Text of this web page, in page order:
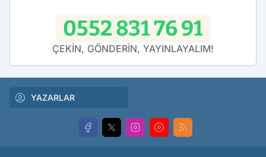
0552 831 76 91
ÇEKİN, GÖNDERİN, YAYINLAYALIM!
YAZARLAR